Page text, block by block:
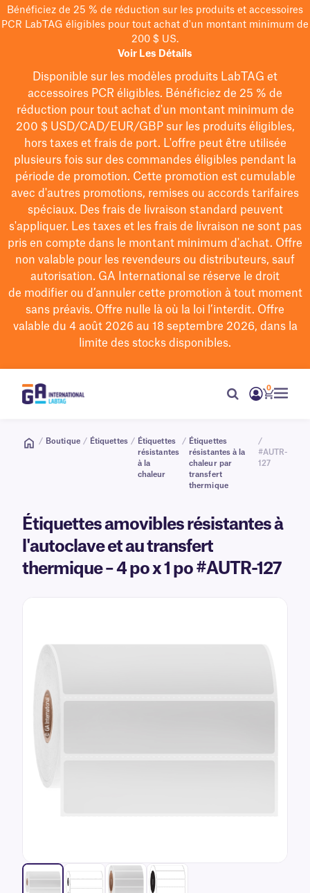
Bénéficiez de 25 % de réduction sur les produits et accessoires
PCR LabTAG éligibles pour tout achat d'un montant minimum de
200 $ US.
Voir Les Détails
Disponible sur les modèles produits LabTAG et
accessoires PCR éligibles. Bénéficiez de 25 % de
réduction pour tout achat d'un montant minimum de
200 $USD/CAD/EUR/GBPsur les produits éligibles,
hors taxes et frais de port. L'offre peut être utilisée
plusieurs fois sur des commandes éligibles pendant la
période de promotion. Cette promotion est cumulable
avec d'autres promotions, remises ou accords tarifaires
spéciaux. Des frais de livraison standard peuvent
s'appliquer. Les taxes et les frais de livraison ne sont pas
pris en compte dans le montant minimum d'achat. Offre
non valable pour les revendeurs ou distributeurs, sauf
autorisation. GA International se réserve le droit
de modifierou d’annuler cette promotion à tout moment
sans préavis. Offre nulle là où la loi l’interdit. Offre
valable du 4 août 2026 au 18 septembre 2026, dans la
limite des stocks disponibles.
0
/ Boutique / Étiquettes / Étiquettes
résistantes
à la
chaleur
/ Étiquettes
résistantes à la
chaleur par
transfert
thermique
/
#AUTR-
127
Étiquettes amovibles résistantes à
l'autoclave et au transfert
thermique – 4 po x 1 po #AUTR-127